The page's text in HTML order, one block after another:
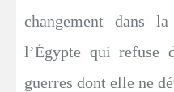
changement dans
l’Égypte qui refuse
guerres dont elle ne